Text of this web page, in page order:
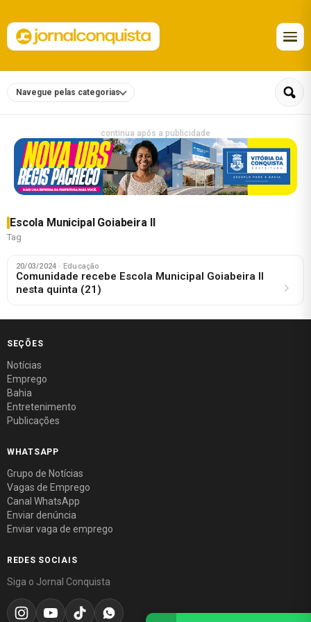
Navegue pelas categorias
continua após a publicidade
Escola Municipal Goiabeira II
Tag
20/03/2024 · Educação
Comunidade recebe Escola Municipal Goiabeira II
nesta quinta (21)
SEÇÕES
Notícias
Emprego
Bahia
Entretenimento
Publicações
WHATSAPP
Grupo de Notícias
Vagas de Emprego
Canal WhatsApp
Enviar denúncia
Enviar vaga de emprego
REDES SOCIAIS
Siga o Jornal Conquista